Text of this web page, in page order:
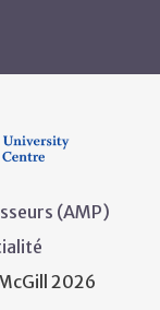
(AMP)
2026